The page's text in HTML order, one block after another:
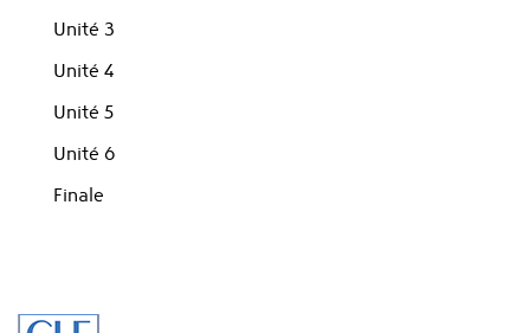
Unité 3
Unité 4
Unité 5
Unité 6
Finale